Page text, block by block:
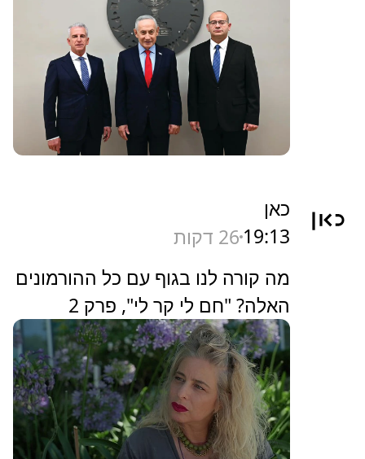
מעריב
19:1524 דקות
"יש טירוף ותסיסה אדירה עכשיו"